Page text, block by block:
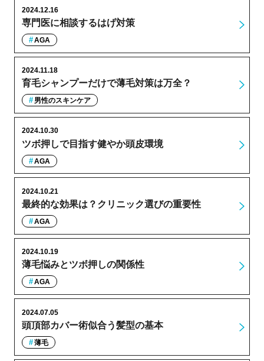
専門医に相談するはげ対策
2024.12.16
AGA
育毛シャンプーだけで薄毛対策は万全？
2024.11.18
男性のスキンケア
ツボ押しで目指す健やか頭皮環境
2024.10.30
AGA
最終的な効果は？クリニック選びの重要性
2024.10.21
AGA
薄毛悩みとツボ押しの関係性
2024.10.19
AGA
頭頂部カバー術似合う髪型の基本
2024.07.05
薄毛